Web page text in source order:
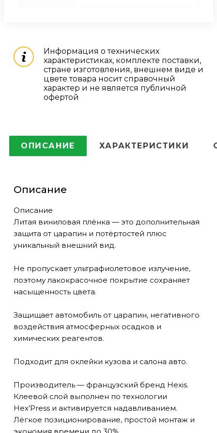
Информация о технических
характеристиках, комплекте поставки,
стране изготовления, внешнем виде и
цвете товара носит справочный
характер и не является публичной
офертой
ОПИСАНИЕ ХАРАКТЕРИСТИКИ
Описание
Описание
Литая виниловая плёнка — это дополнительная
защита от царапин и потёртостей плюс
уникальный внешний вид.
Не пропускает ультрафиолетовое излучение,
поэтому лакокрасочное покрытие сохраняет
насыщенность цвета.
Защищает автомобиль от царапин, негативного
воздействия атмосферных осадков и
химических реагентов.
Подходит для оклейки кузова и салона авто.
Производитель — французский бренд Hexis.
Клеевой слой выполнен по технологии
Hex’Press и активируется надавливанием.
Лёгкое позиционирование, простой монтаж и